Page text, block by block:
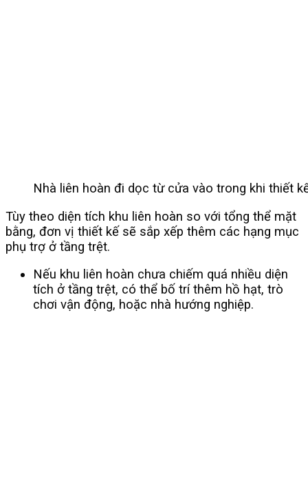
Nhà liên hoàn đi dọc từ cửa vào trong khi thiết
Tùy theo diện tích khu liên hoàn so với tổng thể mặt
bằng, đơn vị thiết kế sẽ sắp xếp thêm các hạng mục
phụ trợ ở tầng trệt.
Nếu khu liên hoàn chưa chiếm quá nhiều diện
tích ở tầng trệt, có thể bố trí thêm hồ hạt, trò
chơi vận động, hoặc nhà hướng nghiệp.